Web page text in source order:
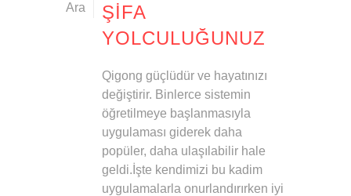
Ara
ŞIFA
YOLCULUĞUNUZ
Qigong güçlüdür ve hayatınızı
değiştirir. Binlerce sistemin
öğretilmeye başlanmasıyla
uygulaması giderek daha
popüler, daha ulaşılabilir hale
geldi.İşte kendimizi bu kadim
uygulamalarla onurlandırırken iyi